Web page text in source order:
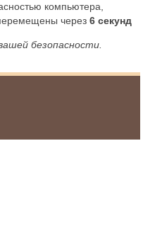
компьютера,
через5 секунд
безопасности.